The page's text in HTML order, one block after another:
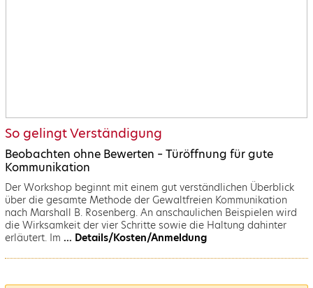
So gelingt Verständigung
Beobachten ohne Bewerten – Türöffnung für gute
Kommunikation
Der Workshop beginnt mit einem gut verständlichen Überblick
über die gesamte Methode der Gewaltfreien Kommunikation
nach Marshall B. Rosenberg. An anschaulichen Beispielen wird
die Wirksamkeit der vier Schritte sowie die Haltung dahinter
erläutert. Im ... Details/Kosten/Anmeldung